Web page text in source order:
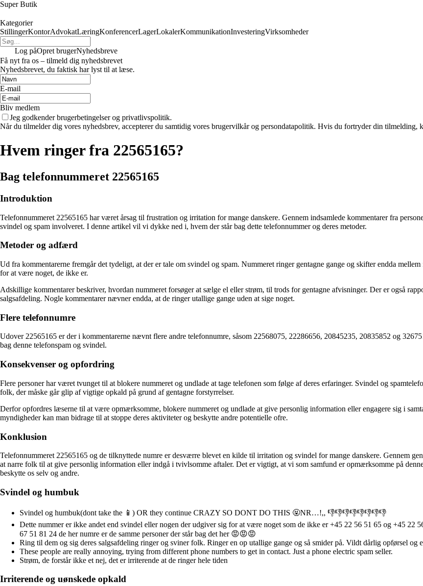
Super Butik
Kategorier
StillingerKontorAdvokatLæringKonferencerLagerLokalerKommunikationInvesteringVirksomheder
Log påOpret brugerNyhedsbreve
Få nyt fra os – tilmeld dig nyhedsbrevet
Nyhedsbrevet, du faktisk har lyst til at læse.
E-mail
Bliv medlem
Jeg godkender brugerbetingelser og privatlivspolitik.
Når du tilmelder dig vores nyhedsbrev, accepterer du samtidig vores brugervilkår og persondatapolitik. Hvis du fortryder din tilmelding,
Hvem ringer fra 22565165?
Bag telefonnummeret 22565165
Introduktion
Telefonnummeret 22565165 har været årsag til frustration og irritation for mange danskere. Gennem indsamlede kommentarer fra
svindel og spam involveret. I denne artikel vil vi dykke ned i, hvem der står bag dette telefonnummer og deres metoder.
Metoder og adfærd
Ud fra kommentarerne fremgår det tydeligt, at der er tale om svindel og spam. Nummeret ringer gentagne gange og skifter endda
for at være noget, de ikke er.
Adskillige kommentarer beskriver, hvordan nummeret forsøger at sælge el eller strøm, til trods for gentagne afvisninger. Der er også
salgsafdeling. Nogle kommentarer nævner endda, at de ringer utallige gange uden at sige noget.
Flere telefonnumre
Udover 22565165 er der i kommentarerne nævnt flere andre telefonnumre, såsom 22568075, 22286656, 20845235, 20835852 og
bag denne telefonspam og svindel.
Konsekvenser og opfordring
Flere personer har været tvunget til at blokere nummeret og undlade at tage telefonen som følge af deres erfaringer. Svindel og
folk, der måske går glip af vigtige opkald på grund af gentagne forstyrrelser.
Derfor opfordres læserne til at være opmærksomme, blokere nummeret og undlade at give personlig information eller engagere sig i
myndigheder kan man bidrage til at stoppe deres aktiviteter og beskytte andre potentielle ofre.
Konklusion
Telefonnummeret 22565165 og de tilknyttede numre er desværre blevet en kilde til irritation og svindel for mange danskere. Gennem
at narre folk til at give personlig information eller indgå i tvivlsomme aftaler. Det er vigtigt, at vi som samfund er opmærksomme på
beskytte os selv og andre.
Svindel og humbuk
Svindel og humbuk(dont take the 📱) OR they continue CRAZY SO DONT DO THIS 🤬NR…!,, 👎👎👎👎👎👎👎👎
Dette nummer er ikke andet end svindel eller nogen der udgiver sig for at være noget som de ikke er +45 22 56 51 65 og +45
67 51 81 24 de her numre er de samme personer der står bag det her 😡😡😡
Ring til dem og sig deres salgsafdeling ringer og sviner folk. Ringer en op utallige gange og så smider på. Vildt dårlig opførsel og
These people are really annoying, trying from different phone numbers to get in contact. Just a phone electric spam seller.
Strøm, de forstår ikke et nej, det er irriterende at de ringer hele tiden
Irriterende og uønskede opkald